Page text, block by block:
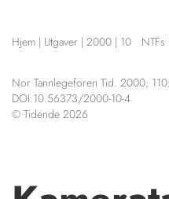
HENVISNINGER
KURSKALENDER
STILLINGER
KJØP & SALG
Hjem | Utgaver | 2000 | 10
Nor Tannlegeforen Tid. 2000; 110:
DOI:10.56373/2000-10-4
© Tidende 2026